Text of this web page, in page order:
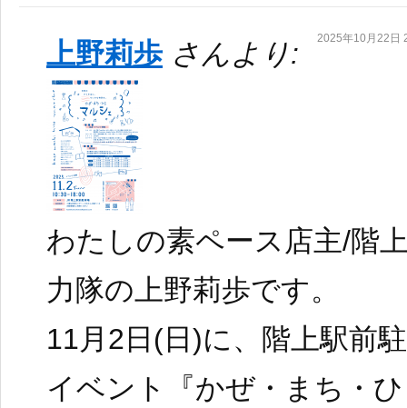
上野莉歩 さんより: 2025年10月22日
わたしの素ペース店主/階
力隊の上野莉歩です。
11月2日(日)に、階上駅前
イベント『かぜ・まち・